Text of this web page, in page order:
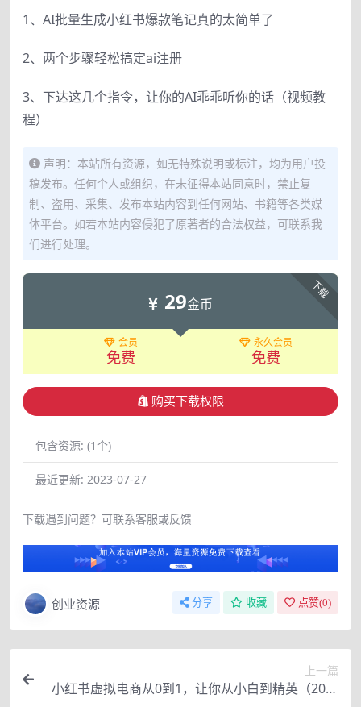
1、AI批量生成小红书爆款笔记真的太简单了
2、两个步骤轻松搞定ai注册
3、下达这几个指令，让你的AI乖乖听你的话（视频教
程）
声明：本站所有资源，如无特殊说明或标注，均为用户投
稿发布。任何个人或组织，在未征得本站同意时，禁止复
制、盗用、采集、发布本站内容到任何网站、书籍等各类媒
体平台。如若本站内容侵犯了原著者的合法权益，可联系我
们进行处理。
下载
29金币
会员
免费
永久会员
免费
购买下载权限
包含资源: (1个)
最近更新: 2023-07-27
下载遇到问题？可联系客服或反馈
创业资源 分享 收藏 点赞(0)
上一篇
小红书虚拟电商从0到1，让你从小白到精英（20节